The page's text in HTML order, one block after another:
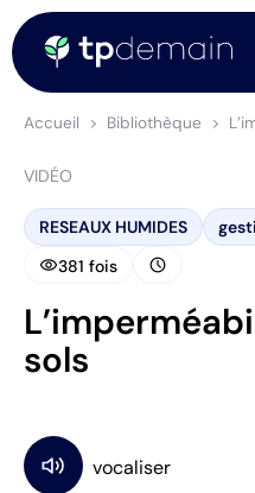
Accueil Bibliothèque
VIDÉO
RESEAUX HUMIDES
visibility381 fois schedule
sols